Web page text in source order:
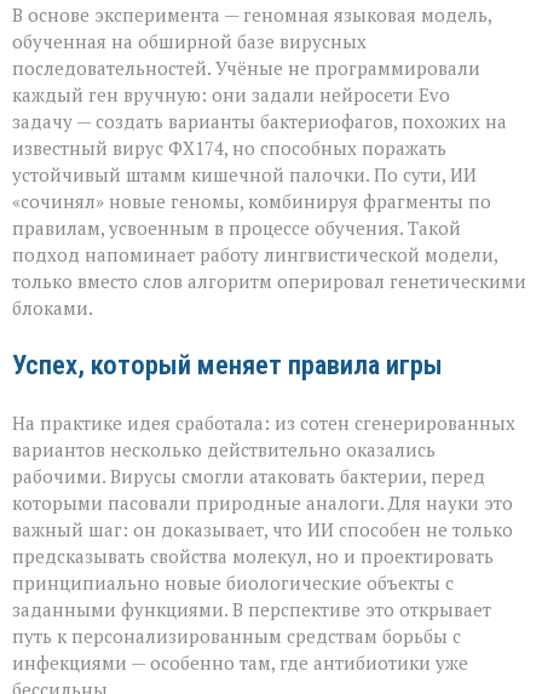
В основе эксперимента — геномная языковая модель,
обученная на обширной базе вирусных
последовательностей. Учёные не программировали
каждый ген вручную: они задали нейросети Evo
задачу — создать варианты бактериофагов, похожих на
известный вирус ФХ174, но способных поражать
устойчивый штамм кишечной палочки. По сути, ИИ
«сочинял» новые геномы, комбинируя фрагменты по
правилам, усвоенным в процессе обучения. Такой
подход напоминает работу лингвистической модели,
только вместо слов алгоритм оперировал генетическими
блоками.
Успех, который меняет правила игры
На практике идея сработала: из сотен сгенерированных
вариантов несколько действительно оказались
рабочими. Вирусы смогли атаковать бактерии, перед
которыми пасовали природные аналоги. Для науки это
важный шаг: он доказывает, что ИИ способен не только
предсказывать свойства молекул, но и проектировать
принципиально новые биологические объекты с
заданными функциями. В перспективе это открывает
путь к персонализированным средствам борьбы с
инфекциями — особенно там, где антибиотики уже
бессильны.